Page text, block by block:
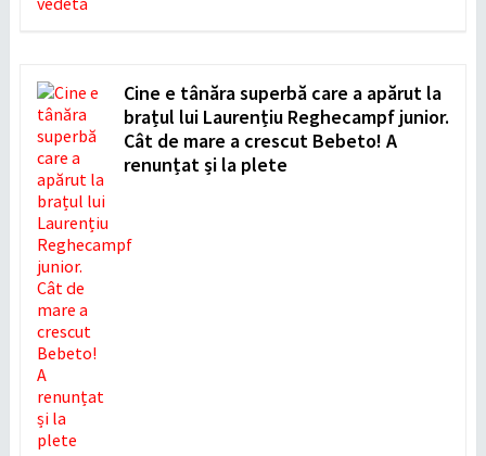
Cine e tânăra superbă care a apărut la
brațul lui Laurențiu Reghecampf junior.
Cât de mare a crescut Bebeto! A
renunțat și la plete